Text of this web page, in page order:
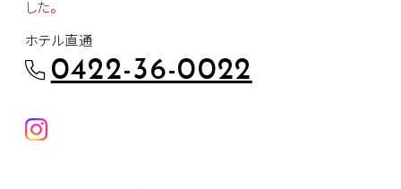
した。
ホテル直通
0422-36-0022